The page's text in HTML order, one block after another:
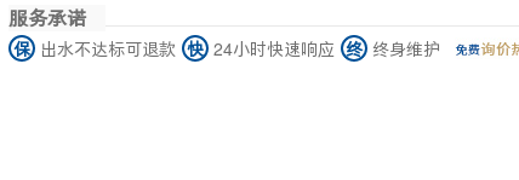
服务承诺
保 出水不达标可退款 快 24小时快速响应 终 终身维护